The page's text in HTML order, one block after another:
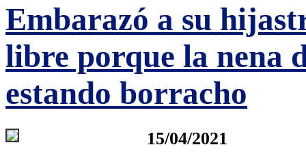
Embarazó a su
libre porque la nena
estando borracho
15/04/2021